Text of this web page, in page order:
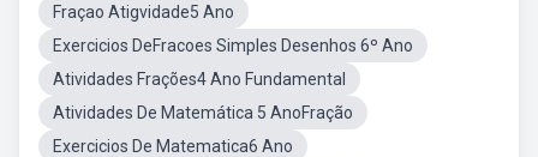
Fraçao Atigvidade5 Ano
Exercicios DeFracoes Simples Desenhos 6º Ano
Atividades Frações4 Ano Fundamental
Atividades De Matemática 5 AnoFração
Exercicios De Matematica6 Ano